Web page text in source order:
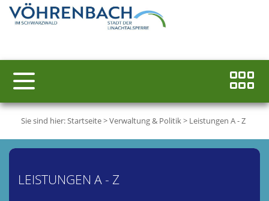
Sie sind hier:Startseite>Verwaltung & Politik> Leistungen A - Z
LEISTUNGEN A - Z